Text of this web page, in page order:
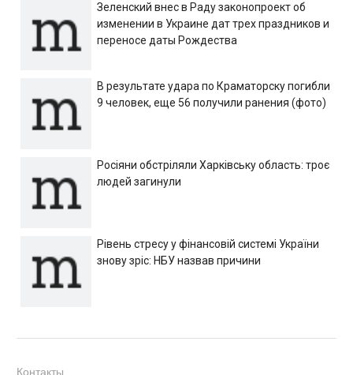
Зеленский внес в Раду законопроект об
изменении в Украине дат трех праздников и
переносе даты Рождества
В результате удара по Краматорску погибли
9 человек, еще 56 получили ранения (фото)
Росіяни обстріляли Харківську область: троє
людей загинули
Рівень стресу у фінансовій системі України
знову зріс: НБУ назвав причини
Контакты